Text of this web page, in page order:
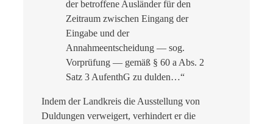
der betroffene Ausländer für den
Zeitraum zwischen Eingang der
Eingabe und der
Annahmeentscheidung — sog.
Vorprüfung — gemäß § 60 a Abs. 2
Satz 3 AufenthG zu dulden…“
Indem der Landkreis die Ausstellung von
Duldungen verweigert, verhindert er die